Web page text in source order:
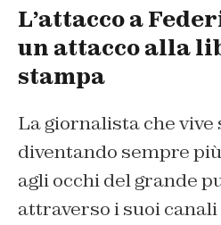
L’attacco a
un attacco alla
stampa
La giornalista che
diventando sempre
agli occhi del grande
attraverso i suoi